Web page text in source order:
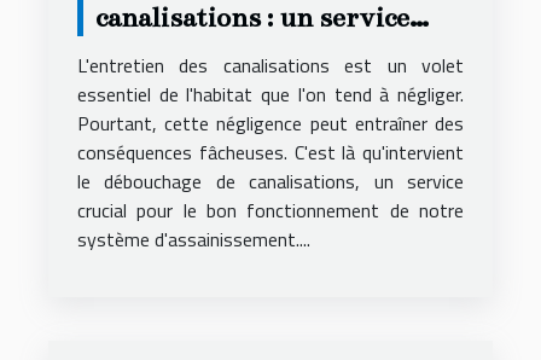
canalisations : un service
essentiel
L'entretien des canalisations est un volet
essentiel de l'habitat que l'on tend à négliger.
Pourtant, cette négligence peut entraîner des
conséquences fâcheuses. C'est là qu'intervient
le débouchage de canalisations, un service
crucial pour le bon fonctionnement de notre
système d'assainissement....